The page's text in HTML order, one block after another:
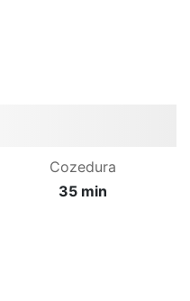
Cozedura
35 min